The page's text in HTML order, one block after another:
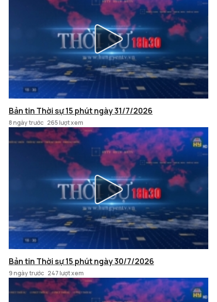
Bản tin Thời sự 15 phút ngày 31/7/2026
8 ngày trước 265 lượt xem
Bản tin Thời sự 15 phút ngày 30/7/2026
9 ngày trước 247 lượt xem